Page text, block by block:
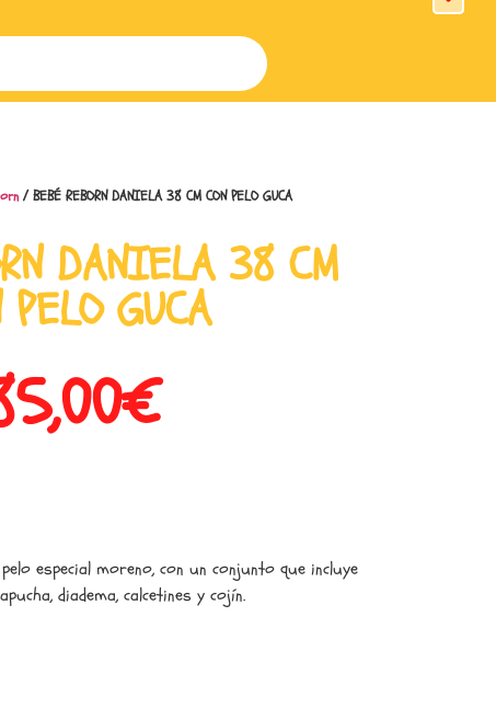
/ BEBÉ REBORN DANIELA 38 CM CON PELO GUCA
DANIELA 38 CM
PELO GUCA
€
especial moreno, con un conjunto que incluye
diadema, calcetines y cojín.